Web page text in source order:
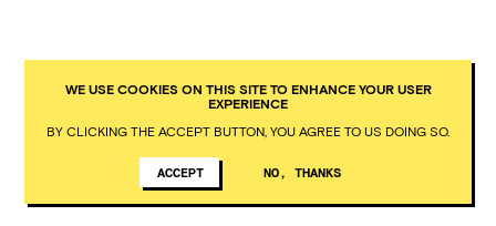
WE USE COOKIES ON THIS SITE TO ENHANCE YOUR USER
EXPERIENCE
BY CLICKING THE ACCEPT BUTTON, YOU AGREE TO US DOING SO.
ACCEPT NO, THANKS